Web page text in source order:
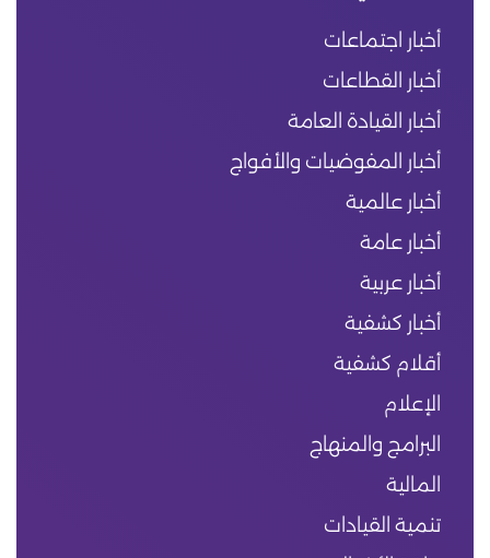
أخبار اجتماعات
أخبار القطاعات
أخبار القيادة العامة
أخبار المفوضيات والأفواج
أخبار عالمية
أخبار عامة
أخبار عربية
أخبار كشفية
أقلام كشفية
الإعلام
البرامج والمنهاج
المالية
تنمية القيادات